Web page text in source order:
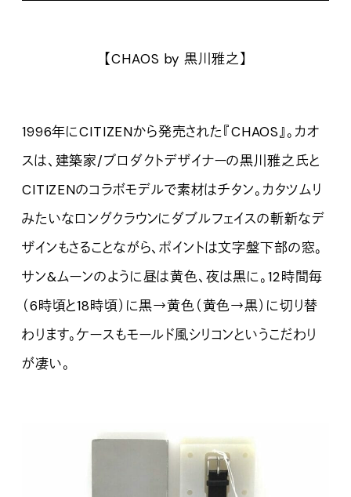
【CHAOS by 黒川雅之】
1996年にCITIZENから発売された『CHAOS』。カオ
スは、建築家/プロダクトデザイナーの黒川雅之氏と
CITIZENのコラボモデルで素材はチタン。カタツムリ
みたいなロングクラウンにダブルフェイスの斬新なデ
ザインもさることながら、ポイントは文字盤下部の窓。
サン&ムーンのように昼は黄色、夜は黒に。12時間毎
（6時頃と18時頃）に黒→黄色（黄色→黒）に切り替
わります。ケースもモールド風シリコンというこだわり
が凄い。